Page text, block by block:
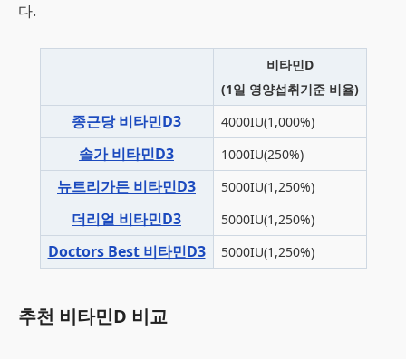
다.
비타민D
(1일 영양섭취기준 비율)
종근당 비타민D3 4000IU(1,000%)
솔가 비타민D3 1000IU(250%)
뉴트리가든 비타민D3 5000IU(1,250%)
더리얼 비타민D3 5000IU(1,250%)
Doctors Best 비타민D3 5000IU(1,250%)
추천 비타민D 비교